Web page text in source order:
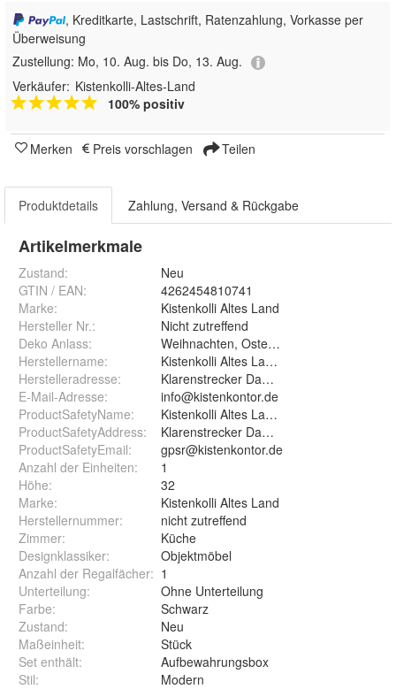
, Kreditkarte, Lastschrift, Ratenzahlung, Vorkasse per
Überweisung
Zustellung: Mo, 10. Aug. bis Do, 13. Aug.
Verkäufer: Kistenkolli-Altes-Land
100% positiv
Merken Preis vorschlagen Teilen
Produktdetails Zahlung, Versand & Rückgabe
Artikelmerkmale
Zustand:
Neu
GTIN / EAN:
4262454810741
Marke:
Kistenkolli Altes Land
Hersteller Nr.:
Nicht zutreffend
Deko Anlass:
Weihnachten, Ostern, Geburtstag
Herstellername:
Kistenkolli Altes Land GmbH
Herstelleradresse:
Klarenstrecker Damm 20, 21684 Stade
E-Mail-Adresse:
info@kistenkontor.de
ProductSafetyName:
Kistenkolli Altes Land GmbH
ProductSafetyAddress:
Klarenstrecker Damm 20, 21684 Stade,
ProductSafetyEmail:
gpsr@kistenkontor.de
Anzahl der Einheiten:
1
Höhe:
32
Marke:
Kistenkolli Altes Land
Herstellernummer:
nicht zutreffend
Zimmer:
Küche
Designklassiker:
Objektmöbel
Anzahl der Regalfächer: 1
Unterteilung:
Ohne Unterteilung
Farbe:
Schwarz
Zustand:
Neu
Maßeinheit:
Stück
Set enthält:
Aufbewahrungsbox
Stil: Modern